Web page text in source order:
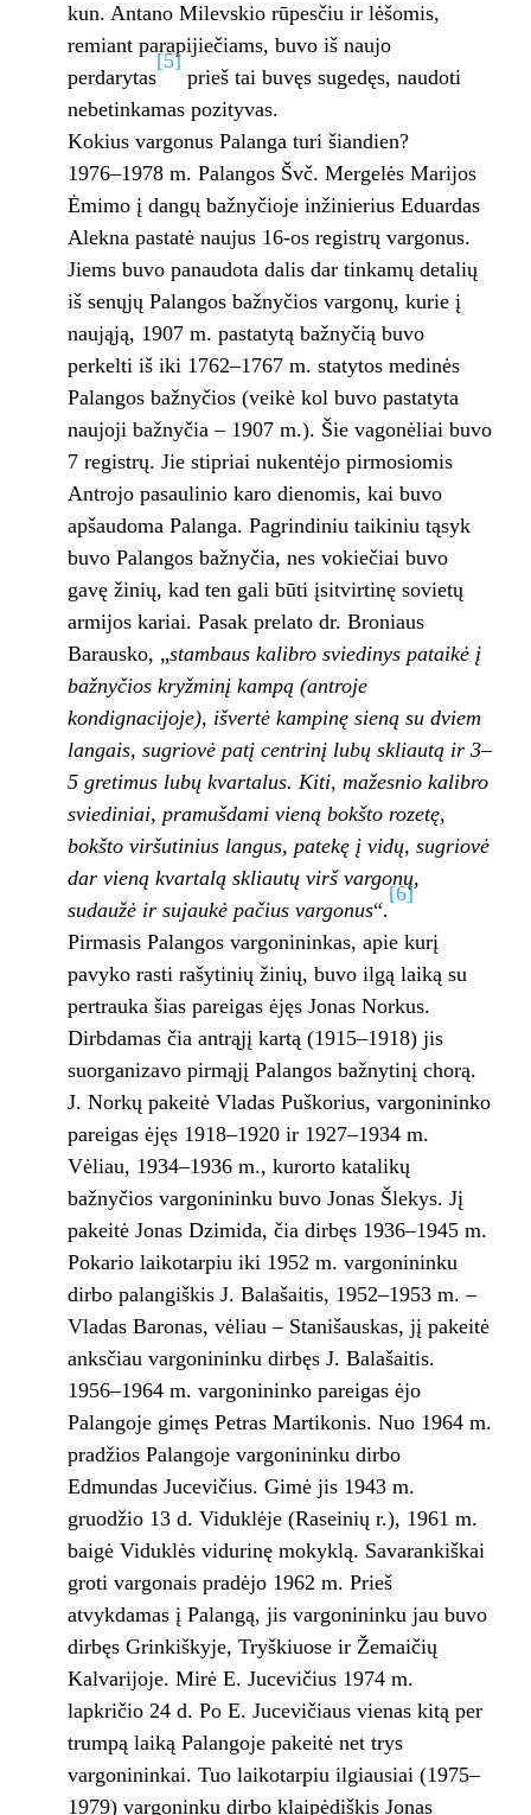
kun. Antano Milevskio rūpesčiu ir lėšomis,
remiant parapijiečiams, buvo iš naujo
perdarytas
[5]
prieš tai buvęs sugedęs, naudoti
nebetinkamas pozityvas.
Kokius vargonus Palanga turi šiandien?
1976–1978 m. Palangos Švč. Mergelės Marijos
Ėmimo į dangų bažnyčioje inžinierius Eduardas
Alekna pastatė naujus 16-os registrų vargonus.
Jiems buvo panaudota dalis dar tinkamų detalių
iš senųjų Palangos bažnyčios vargonų, kurie į
naująją, 1907 m. pastatytą bažnyčią buvo
perkelti iš iki 1762–1767 m. statytos medinės
Palangos bažnyčios (veikė kol buvo pastatyta
naujoji bažnyčia – 1907 m.). Šie vagonėliai buvo
7 registrų. Jie stipriai nukentėjo pirmosiomis
Antrojo pasaulinio karo dienomis, kai buvo
apšaudoma Palanga. Pagrindiniu taikiniu tąsyk
buvo Palangos bažnyčia, nes vokiečiai buvo
gavę žinių, kad ten gali būti įsitvirtinę sovietų
armijos kariai. Pasak prelato dr. Broniaus
Barausko, „stambaus kalibro sviedinys pataikė į
bažnyčios kryžminį kampą (antroje
kondignacijoje), išvertė kampinę sieną su dviem
langais, sugriovė patį centrinį lubų skliautą ir 3–
5 gretimus lubų kvartalus. Kiti, mažesnio kalibro
sviediniai, pramušdami vieną bokšto rozetę,
bokšto viršutinius langus, patekę į vidų, sugriovė
dar vieną kvartalą skliautų virš vargonų,
sudaužė ir sujaukė pačius vargonus“.
[6]
Pirmasis Palangos vargonininkas, apie kurį
pavyko rasti rašytinių žinių, buvo ilgą laiką su
pertrauka šias pareigas ėjęs Jonas Norkus.
Dirbdamas čia antrąjį kartą (1915–1918) jis
suorganizavo pirmąjį Palangos bažnytinį chorą.
J. Norkų pakeitė Vladas Puškorius, vargonininko
pareigas ėjęs 1918–1920 ir 1927–1934 m.
Vėliau, 1934–1936 m., kurorto katalikų
bažnyčios vargonininku buvo Jonas Šlekys. Jį
pakeitė Jonas Dzimida, čia dirbęs 1936–1945 m.
Pokario laikotarpiu iki 1952 m. vargonininku
dirbo palangiškis J. Balašaitis, 1952–1953 m. –
Vladas Baronas, vėliau – Stanišauskas, jį pakeitė
anksčiau vargonininku dirbęs J. Balašaitis.
1956–1964 m. vargonininko pareigas ėjo
Palangoje gimęs Petras Martikonis. Nuo 1964 m.
pradžios Palangoje vargonininku dirbo
Edmundas Jucevičius. Gimė jis 1943 m.
gruodžio 13 d. Viduklėje (Raseinių r.), 1961 m.
baigė Viduklės vidurinę mokyklą. Savarankiškai
groti vargonais pradėjo 1962 m. Prieš
atvykdamas į Palangą, jis vargonininku jau buvo
dirbęs Grinkiškyje, Tryškiuose ir Žemaičių
Kalvarijoje. Mirė E. Jucevičius 1974 m.
lapkričio 24 d. Po E. Jucevičiaus vienas kitą per
trumpą laiką Palangoje pakeitė net trys
vargonininkai. Tuo laikotarpiu ilgiausiai (1975–
1979) vargoninku dirbo klaipėdiškis Jonas